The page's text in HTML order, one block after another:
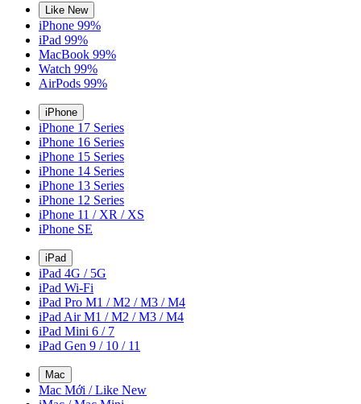
Like New
iPhone 99%
iPad 99%
MacBook 99%
Watch 99%
AirPods 99%
iPhone
iPhone 17 Series
iPhone 16 Series
iPhone 15 Series
iPhone 14 Series
iPhone 13 Series
iPhone 12 Series
iPhone 11 / XR / XS
iPhone SE
iPad
iPad 4G / 5G
iPad Wi-Fi
iPad Pro M1 / M2 / M3 / M4
iPad Air M1 / M2 / M3 / M4
iPad Mini 6 / 7
iPad Gen 9 / 10 / 11
Mac
Mac Mới / Like New